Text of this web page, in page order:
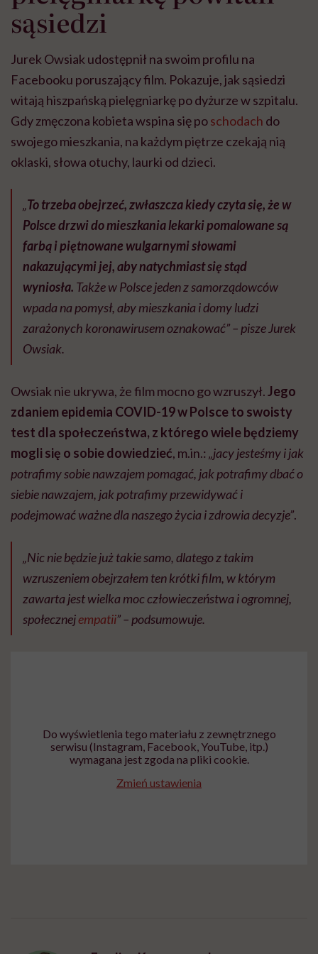
sąsiedzi
Jurek Owsiak udostępnił na swoim profilu na
Facebooku poruszający film. Pokazuje, jak sąsiedzi
witają hiszpańską pielęgniarkę po dyżurze w szpitalu.
Gdy zmęczona kobieta wspina się poschodach do
swojego mieszkania, na każdym piętrze czekają nią
oklaski, słowa otuchy, laurki od dzieci.
„To trzeba obejrzeć, zwłaszcza kiedy czyta się, że w
Polsce drzwi do mieszkania lekarki pomalowane są
farbą i piętnowane wulgarnymi słowami
nakazującymi jej, aby natychmiast się stąd
wyniosła. Także w Polsce jeden z samorządowców
wpada na pomysł, aby mieszkania i domy ludzi
zarażonych koronawirusem oznakować” – pisze Jurek
Owsiak.
Owsiak nie ukrywa, że film mocno go wzruszył.Jego
zdaniem epidemia COVID-19 w Polsce to swoisty
test dla społeczeństwa, z którego wiele będziemy
mogli się o sobie dowiedzieć, m.in.: „jacy jesteśmy i jak
potrafimy sobie nawzajem pomagać, jak potrafimy dbać o
siebie nawzajem, jak potrafimy przewidywać i
podejmować ważne dla naszego życia i zdrowia decyzje”.
„Nic nie będzie już takie samo, dlatego z takim
wzruszeniem obejrzałem ten krótki film, w którym
zawarta jest wielka moc człowieczeństwa i ogromnej,
społecznejempatii” – podsumowuje.
Do wyświetlenia tego materiału z zewnętrznego
serwisu (Instagram, Facebook, YouTube, itp.)
wymagana jest zgoda na pliki cookie.
Zmień ustawienia